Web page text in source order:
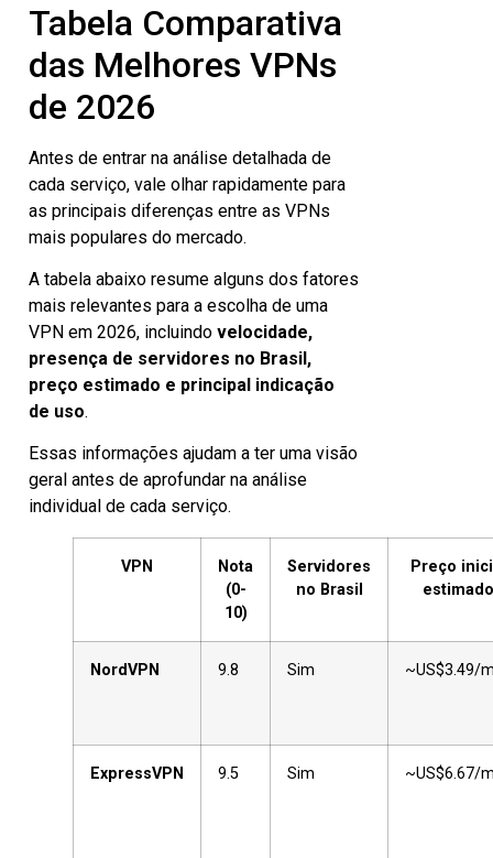
Tabela Comparativa
das Melhores VPNs
de 2026
Antes de entrar na análise detalhada de
cada serviço, vale olhar rapidamente para
as principais diferenças entre as VPNs
mais populares do mercado.
A tabela abaixo resume alguns dos fatores
mais relevantes para a escolha de uma
VPN em 2026, incluindo velocidade,
presença de servidores no Brasil,
preço estimado e principal indicação
de uso.
Essas informações ajudam a ter uma visão
geral antes de aprofundar na análise
individual de cada serviço.
VPN
Nota
(0-
10)
Servidores
no Brasil
Preço
estimado
NordVPN 9.8 Sim ~US$3.49/
ExpressVPN 9.5 Sim ~US$6.67/